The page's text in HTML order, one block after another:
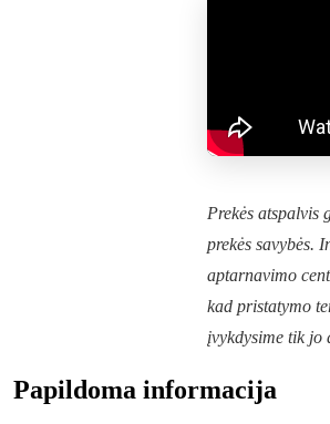
Prekės atspalvis
prekės savybės.
aptarnavimo
kad pristatymo
įvykdysime tik jo
Papildoma informacija